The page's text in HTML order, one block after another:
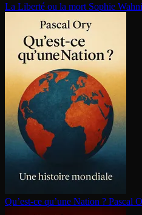
La Liberté ou la mort Sophie
Qu’est-ce qu’une Nation ? Pascal